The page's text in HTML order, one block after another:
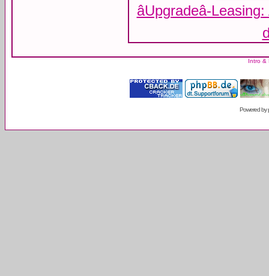
âUpgradeâ-
Intro &
Powered by